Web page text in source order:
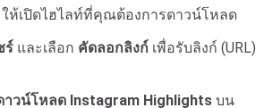
ให้เปิดไฮไลท์ที่คุณต้องการดาวน์โหลด
ร์ และเลือก คัดลอกลิงก์ เพื่อรับลิงก์ (URL)
าวน์โหลด Instagram Highlights บน